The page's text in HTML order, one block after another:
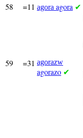
58 =11 agora agora ✔
59 =31 agorazw
agorazo ✔